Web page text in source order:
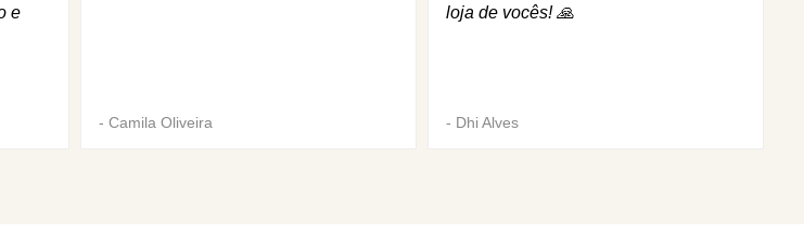
e
- Camila Oliveira
loja de vocês! 🙏
- Dhi Alves